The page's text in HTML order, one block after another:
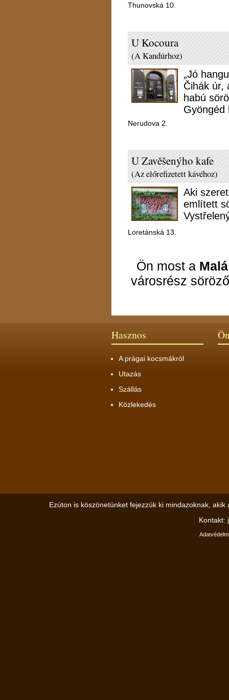
Thunovská 10.
U Kocoura
(A Kandúrhoz)
„Jó
Čihák úr,
habú
Gyöngéd
Nerudova 2.
U Zavěšenýho kafe
(Az előrefizetett kávéhoz)
Aki
említett
Loretánská 13.
Ön most a
városrész
Hasznos
A prágai kocsmákról
Utazás
Szállás
Közlekedés
Ezúton is köszönetünket fejezzük ki mindazoknak,
Kontakt: